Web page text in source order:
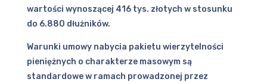
wartości wynoszącej 416 tys. złotych w stosunku
do 6.880 dłużników.
Warunki umowy nabycia pakietu wierzytelności
pieniężnych o charakterze masowym są
standardowe w ramach prowadzonej przez